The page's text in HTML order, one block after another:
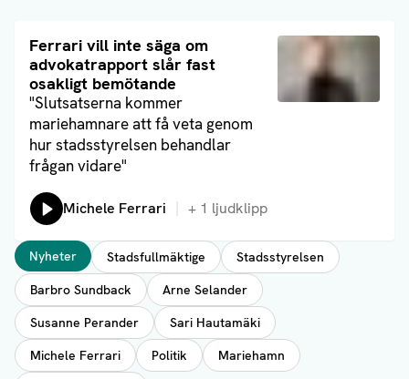
Ferrari vill inte säga om
advokatrapport slår fast
osakligt bemötande
"Slutsatserna kommer
mariehamnare att få veta genom
hur stadsstyrelsen behandlar
frågan vidare"
Läs artikel
Lyssna på:
Michele Ferrari + 1 ljudklipp
Taggar
Nyheter Stadsfullmäktige
Stadsstyrelsen
Barbro Sundback
Arne Selander
Susanne Perander
Sari Hautamäki
Michele Ferrari
Politik
Mariehamn